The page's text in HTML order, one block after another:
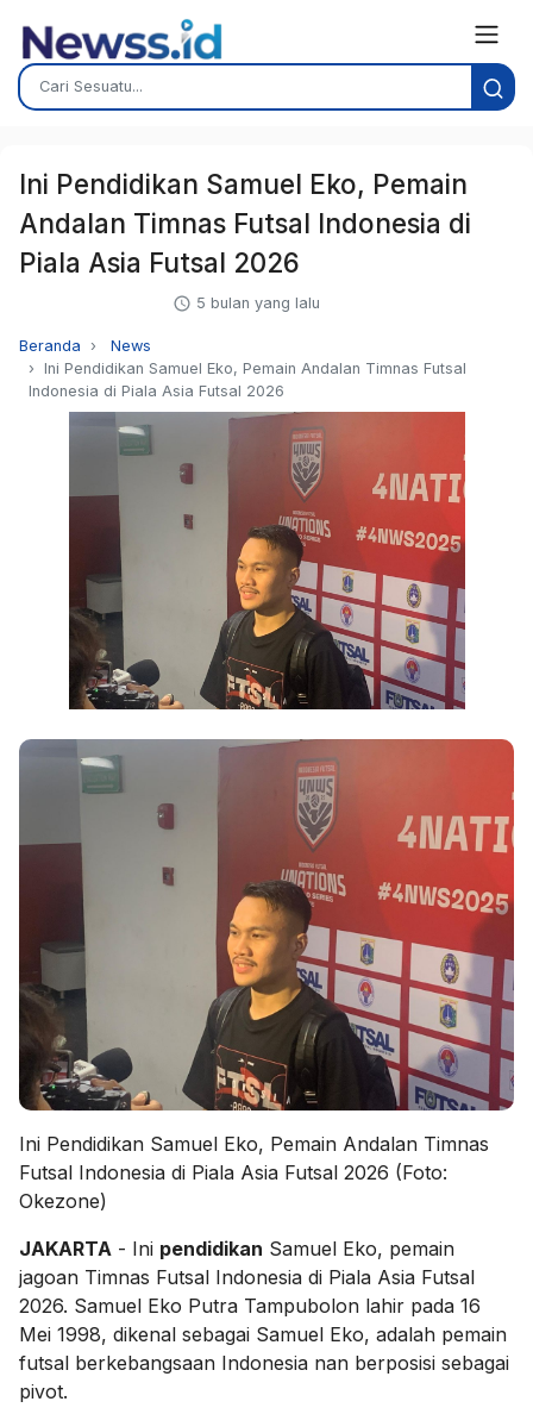
Ini Pendidikan Samuel Eko, Pemain
Andalan Timnas Futsal Indonesia di
Piala Asia Futsal 2026
5 bulan yang lalu
Beranda
News
Ini Pendidikan Samuel Eko, Pemain Andalan Timnas Futsal
Indonesia di Piala Asia Futsal 2026
Ini Pendidikan Samuel Eko, Pemain Andalan Timnas
Futsal Indonesia di Piala Asia Futsal 2026 (Foto:
Okezone)
JAKARTA - Ini pendidikan Samuel Eko, pemain
jagoan Timnas Futsal Indonesia di Piala Asia Futsal
2026. Samuel Eko Putra Tampubolon lahir pada 16
Mei 1998, dikenal sebagai Samuel Eko, adalah pemain
futsal berkebangsaan Indonesia nan berposisi sebagai
pivot.